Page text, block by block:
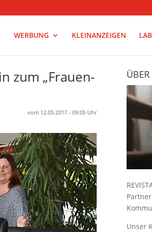
WERBUNG KLEINANZEIGEN
zum „Frauen-
vom 12.05.2017 - 09:05 Uhr
Unser